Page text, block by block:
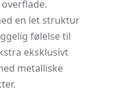
en let struktur
følelse til
eksklusivt
metalliske